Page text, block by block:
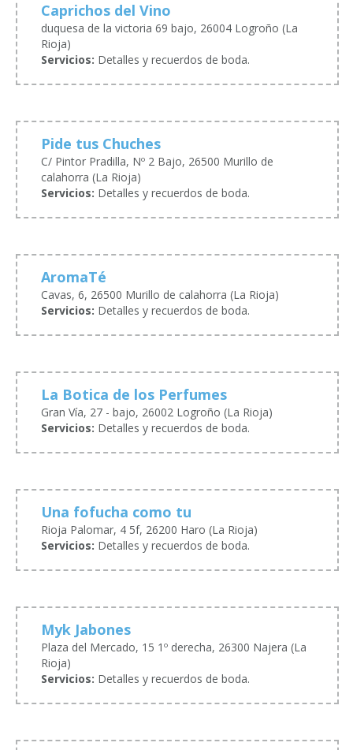
Caprichos del Vino
duquesa de la victoria 69 bajo, 26004 Logroño (La
Rioja)
Servicios: Detalles y recuerdos de boda.
Pide tus Chuches
C/ Pintor Pradilla, Nº 2 Bajo, 26500 Murillo de
calahorra (La Rioja)
Servicios: Detalles y recuerdos de boda.
AromaTé
Cavas, 6, 26500 Murillo de calahorra (La Rioja)
Servicios: Detalles y recuerdos de boda.
La Botica de los Perfumes
Gran Vía, 27 - bajo, 26002 Logroño (La Rioja)
Servicios: Detalles y recuerdos de boda.
Una fofucha como tu
Rioja Palomar, 4 5f, 26200 Haro (La Rioja)
Servicios: Detalles y recuerdos de boda.
Myk Jabones
Plaza del Mercado, 15 1º derecha, 26300 Najera (La
Rioja)
Servicios: Detalles y recuerdos de boda.